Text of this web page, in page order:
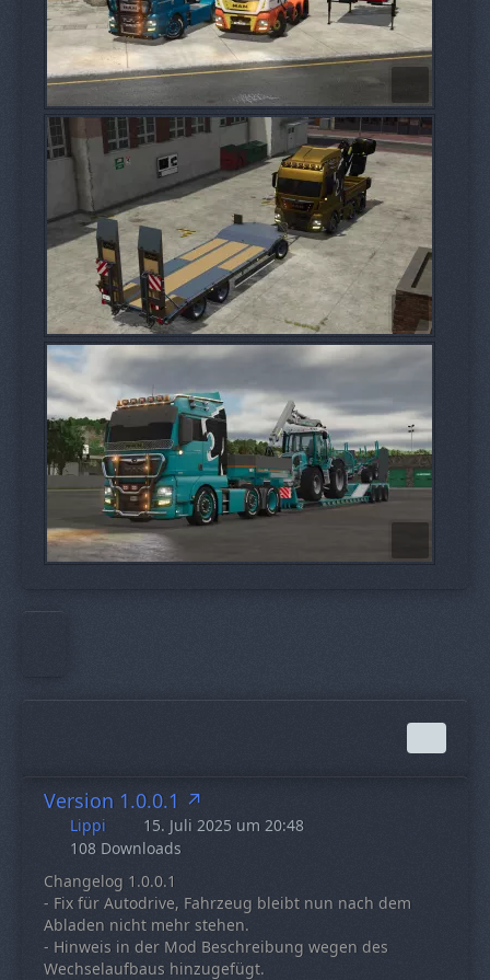
Version 1.0.0.1
Lippi
15. Juli 2025 um 20:48
108 Downloads
Changelog 1.0.0.1
- Fix für Autodrive, Fahrzeug bleibt nun nach dem
Abladen nicht mehr stehen.
- Hinweis in der Mod Beschreibung wegen des
Wechselaufbaus hinzugefügt.